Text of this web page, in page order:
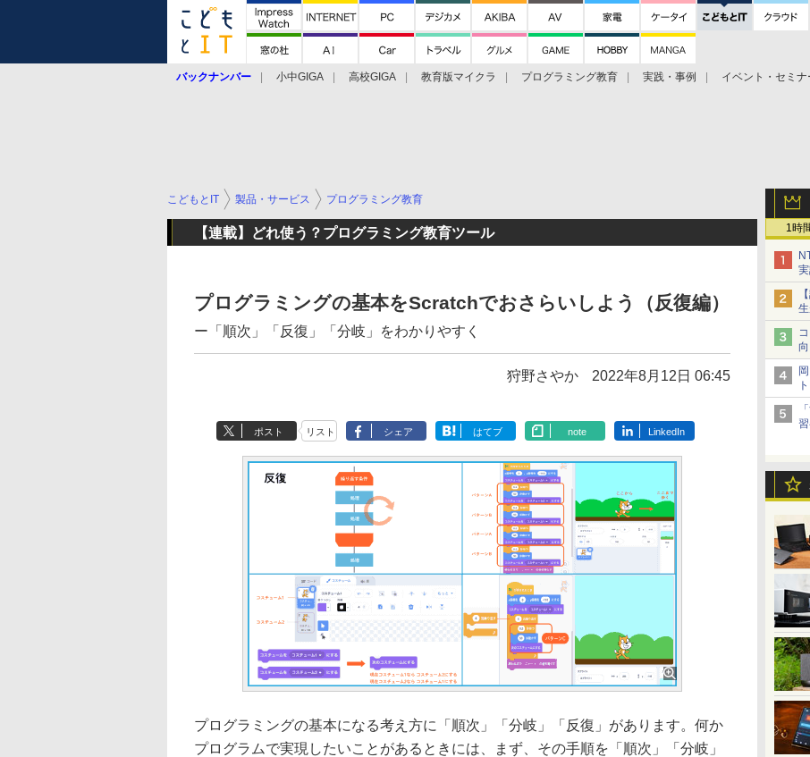
バックナンバー 小中GIGA 高校GIGA 教育版マイクラ プログラミング教育 実践・事例 イベント・セミナ
1時
こどもとIT 製品・サービス プログラミング教育
【連載】どれ使う？プログラミング教育ツール
プログラミングの基本をScratchでおさらいしよう（反復編）
ー「順次」「反復」「分岐」をわかりやすく
狩野さやか 2022年8月12日 06:45
ポスト リスト シェア はてブ note LinkedIn
プログラミングの基本になる考え方に「順次」「分岐」「反復」があります。何か
プログラムで実現したいことがあるときには、まず、その手順を「順次」「分岐」